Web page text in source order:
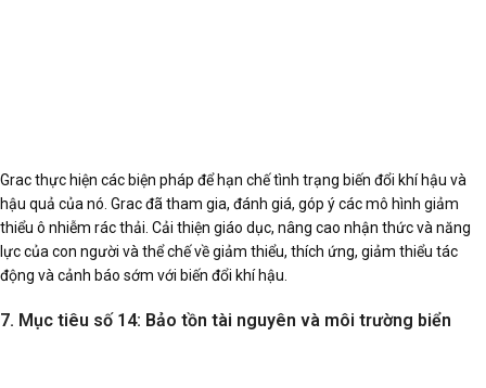
Grac thực hiện các biện pháp để hạn chế tình trạng biến đổi khí hậu và
hậu quả của nó. Grac đã tham gia, đánh giá, góp ý các mô hình giảm
thiểu ô nhiễm rác thải. Cải thiện giáo dục, nâng cao nhận thức và năng
lực của con người và thể chế về giảm thiểu, thích ứng, giảm thiểu tác
động và cảnh báo sớm với biến đổi khí hậu.
7. Mục tiêu số 14: Bảo tồn tài nguyên và môi trường biển